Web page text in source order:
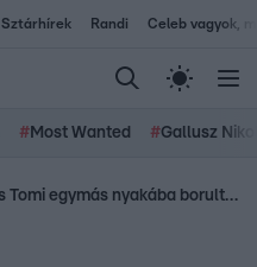
Sztárhírek Randi Celeb vagyok,
# Most Wanted #Gallusz
Ági és Tomi egymás nyakába borultak a karneválon